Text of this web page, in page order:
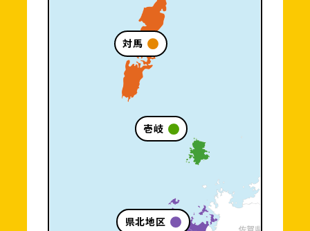
対馬
壱岐
県北地区